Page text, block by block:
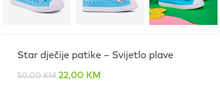
Star dječije patike – Svijetlo plave
50,00KM 22,00 KM